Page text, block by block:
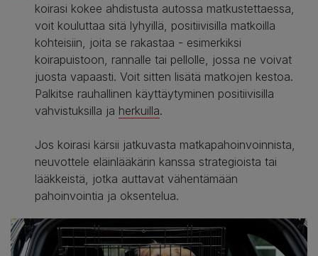
koirasi kokee ahdistusta autossa matkustettaessa,
voit kouluttaa sitä lyhyillä, positiivisilla matkoilla
kohteisiin, joita se rakastaa - esimerkiksi
koirapuistoon, rannalle tai pellolle, jossa ne voivat
juosta vapaasti. Voit sitten lisätä matkojen kestoa.
Palkitse rauhallinen käyttäytyminen positiivisilla
vahvistuksilla ja herkuilla.
Jos koirasi kärsii jatkuvasta matkapahoinvoinnista,
neuvottele eläinlääkärin kanssa strategioista tai
lääkkeistä, jotka auttavat vähentämään
pahoinvointia ja oksentelua.